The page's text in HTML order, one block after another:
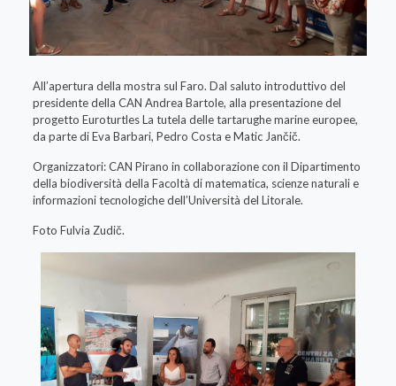
All’apertura della mostra sul Faro. Dal saluto introduttivo del
presidente della CAN Andrea Bartole, alla presentazione del
progetto Euroturtles La tutela delle tartarughe marine europee,
da parte di Eva Barbari, Pedro Costa e Matic Jančič.
Organizzatori: CAN Pirano in collaborazione con il Dipartimento
della biodiversità della Facoltà di matematica, scienze naturali e
informazioni tecnologiche dell’Università del Litorale.
Foto Fulvia Zudič.